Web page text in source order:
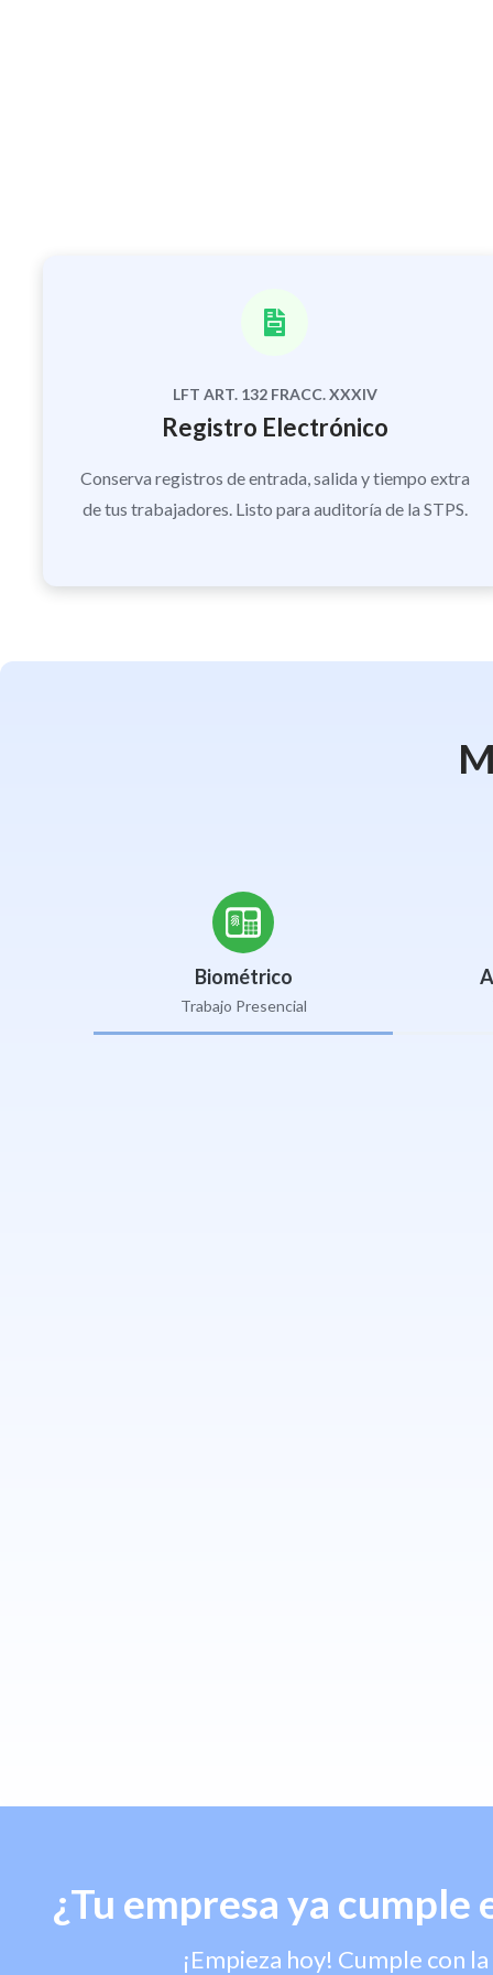
LFT ART. 132 FRACC. XXXIV
Registro Electrónico
Conserva registros de entrada, salida y tiempo extra
de tus trabajadores. Listo para auditoría de la STPS.
Biométrico
Trabajo Presencial
¿Tu empresa ya
¡Empieza hoy! Cumple con